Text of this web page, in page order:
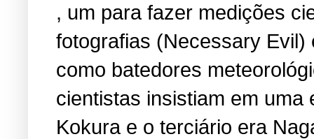
, um para fazer medições
fotografias (Necessary
como batedores
cientistas insistiam em
Kokura e o terciário era